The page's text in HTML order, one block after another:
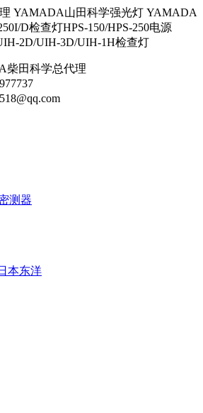
YAMADA山田科学强光灯 YAMADA
D检查灯HPS-150/HPS-250电源
2D/UIH-3D/UIH-1H检查灯
柴田科学总代理
本东洋